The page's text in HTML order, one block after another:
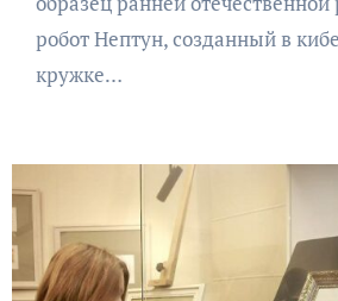
робот Нептун, созданный в
кружке…